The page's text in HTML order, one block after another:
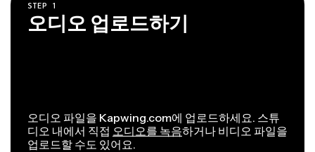
STEP 1
오디오 업로드하기
오디오 파일을 Kapwing.com에 업로드하세요. 스튜
디오 내에서 직접 오디오를 녹음하거나 비디오 파일을
업로드할 수도 있어요.